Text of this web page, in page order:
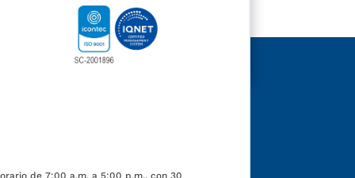
de 7:00 a.m. a 5:00 p.m., con 30